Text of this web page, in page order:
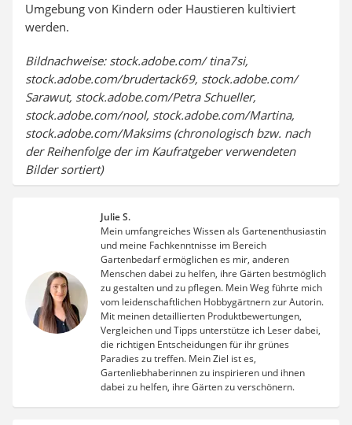
Umgebung von Kindern oder Haustieren kultiviert
werden.
Bildnachweise: stock.adobe.com/ tina7si,
stock.adobe.com/brudertack69, stock.adobe.com/
Sarawut, stock.adobe.com/Petra Schueller,
stock.adobe.com/nool, stock.adobe.com/Martina,
stock.adobe.com/Maksims (chronologisch bzw. nach
der Reihenfolge der im Kaufratgeber verwendeten
Bilder sortiert)
Julie S.
Mein umfangreiches Wissen als Gartenenthusiastin
und meine Fachkenntnisse im Bereich
Gartenbedarf ermöglichen es mir, anderen
Menschen dabei zu helfen, ihre Gärten bestmöglich
zu gestalten und zu pflegen. Mein Weg führte mich
vom leidenschaftlichen Hobbygärtnern zur Autorin.
Mit meinen detaillierten Produktbewertungen,
Vergleichen und Tipps unterstütze ich Leser dabei,
die richtigen Entscheidungen für ihr grünes
Paradies zu treffen. Mein Ziel ist es,
Gartenliebhaberinnen zu inspirieren und ihnen
dabei zu helfen, ihre Gärten zu verschönern.